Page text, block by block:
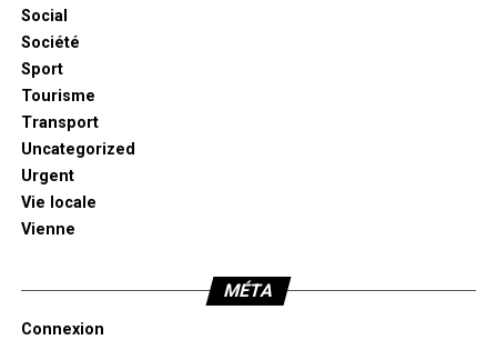
Social
Société
Sport
Tourisme
Transport
Uncategorized
Urgent
Vie locale
Vienne
MÉTA
Connexion